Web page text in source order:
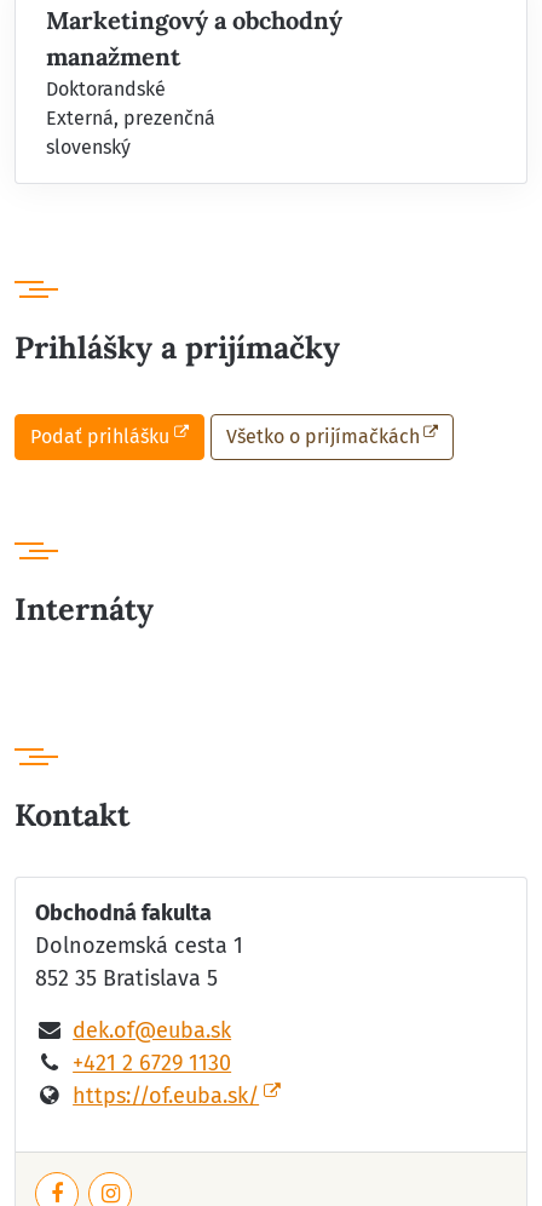
Marketingový a obchodný
manažment
Doktorandské
Externá, prezenčná
slovenský
Prihlášky a prijímačky
Podať prihlášku Všetko o prijímačkách
Internáty
Kontakt
Obchodná fakulta
Dolnozemská cesta 1
852 35 Bratislava 5
dek.of@euba.sk
+421 2 6729 1130
https://of.euba.sk/